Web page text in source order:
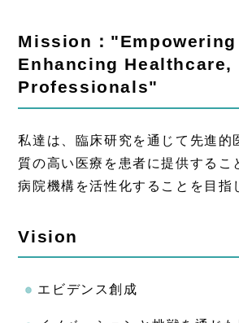
Mission：
Enhancing Healthcare,
Professionals"
私達は、臨床研究を通じて先進的
質の高い医療を患者に提供するこ
病院機構を活性化することを目指
Vision
エビデンス創成